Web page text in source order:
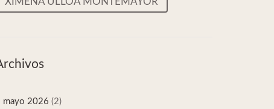
mayo 2026 (2)